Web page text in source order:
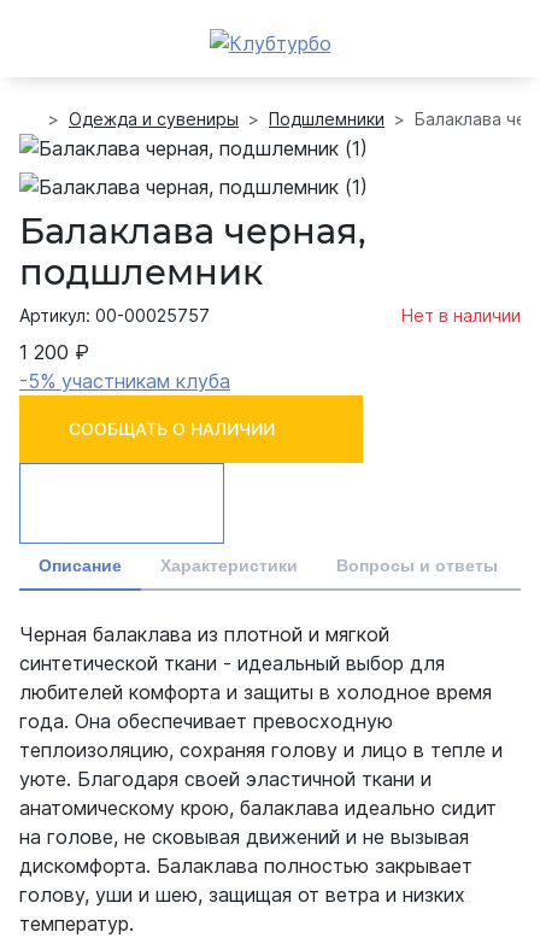
Одежда и сувениры Подшлемники Балаклава
Балаклава черная,
подшлемник
Артикул: 00-00025757 Нет в наличии
1 200 ₽
-5% участникам клуба
СООБЩАТЬ О НАЛИЧИИ
Описание Характеристики Вопросы и ответы
Черная балаклава из плотной и мягкой
синтетической ткани - идеальный выбор для
любителей комфорта и защиты в холодное время
года. Она обеспечивает превосходную
теплоизоляцию, сохраняя голову и лицо в тепле и
уюте. Благодаря своей эластичной ткани и
анатомическому крою, балаклава идеально сидит
на голове, не сковывая движений и не вызывая
дискомфорта. Балаклава полностью закрывает
голову, уши и шею, защищая от ветра и низких
температур.